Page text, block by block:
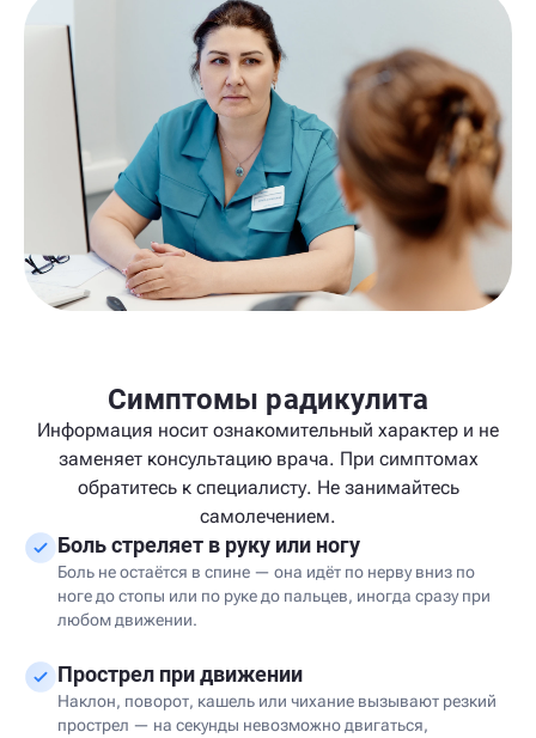
Симптомы радикулита
Информация носит ознакомительный характер и не
заменяет консультацию врача. При симптомах
обратитесь к специалисту. Не занимайтесь
самолечением.
Боль стреляет в руку или ногу
Боль не остаётся в спине — она идёт по нерву вниз по
ноге до стопы или по руке до пальцев, иногда сразу при
любом движении.
Прострел при движении
Наклон, поворот, кашель или чихание вызывают резкий
прострел — на секунды невозможно двигаться,